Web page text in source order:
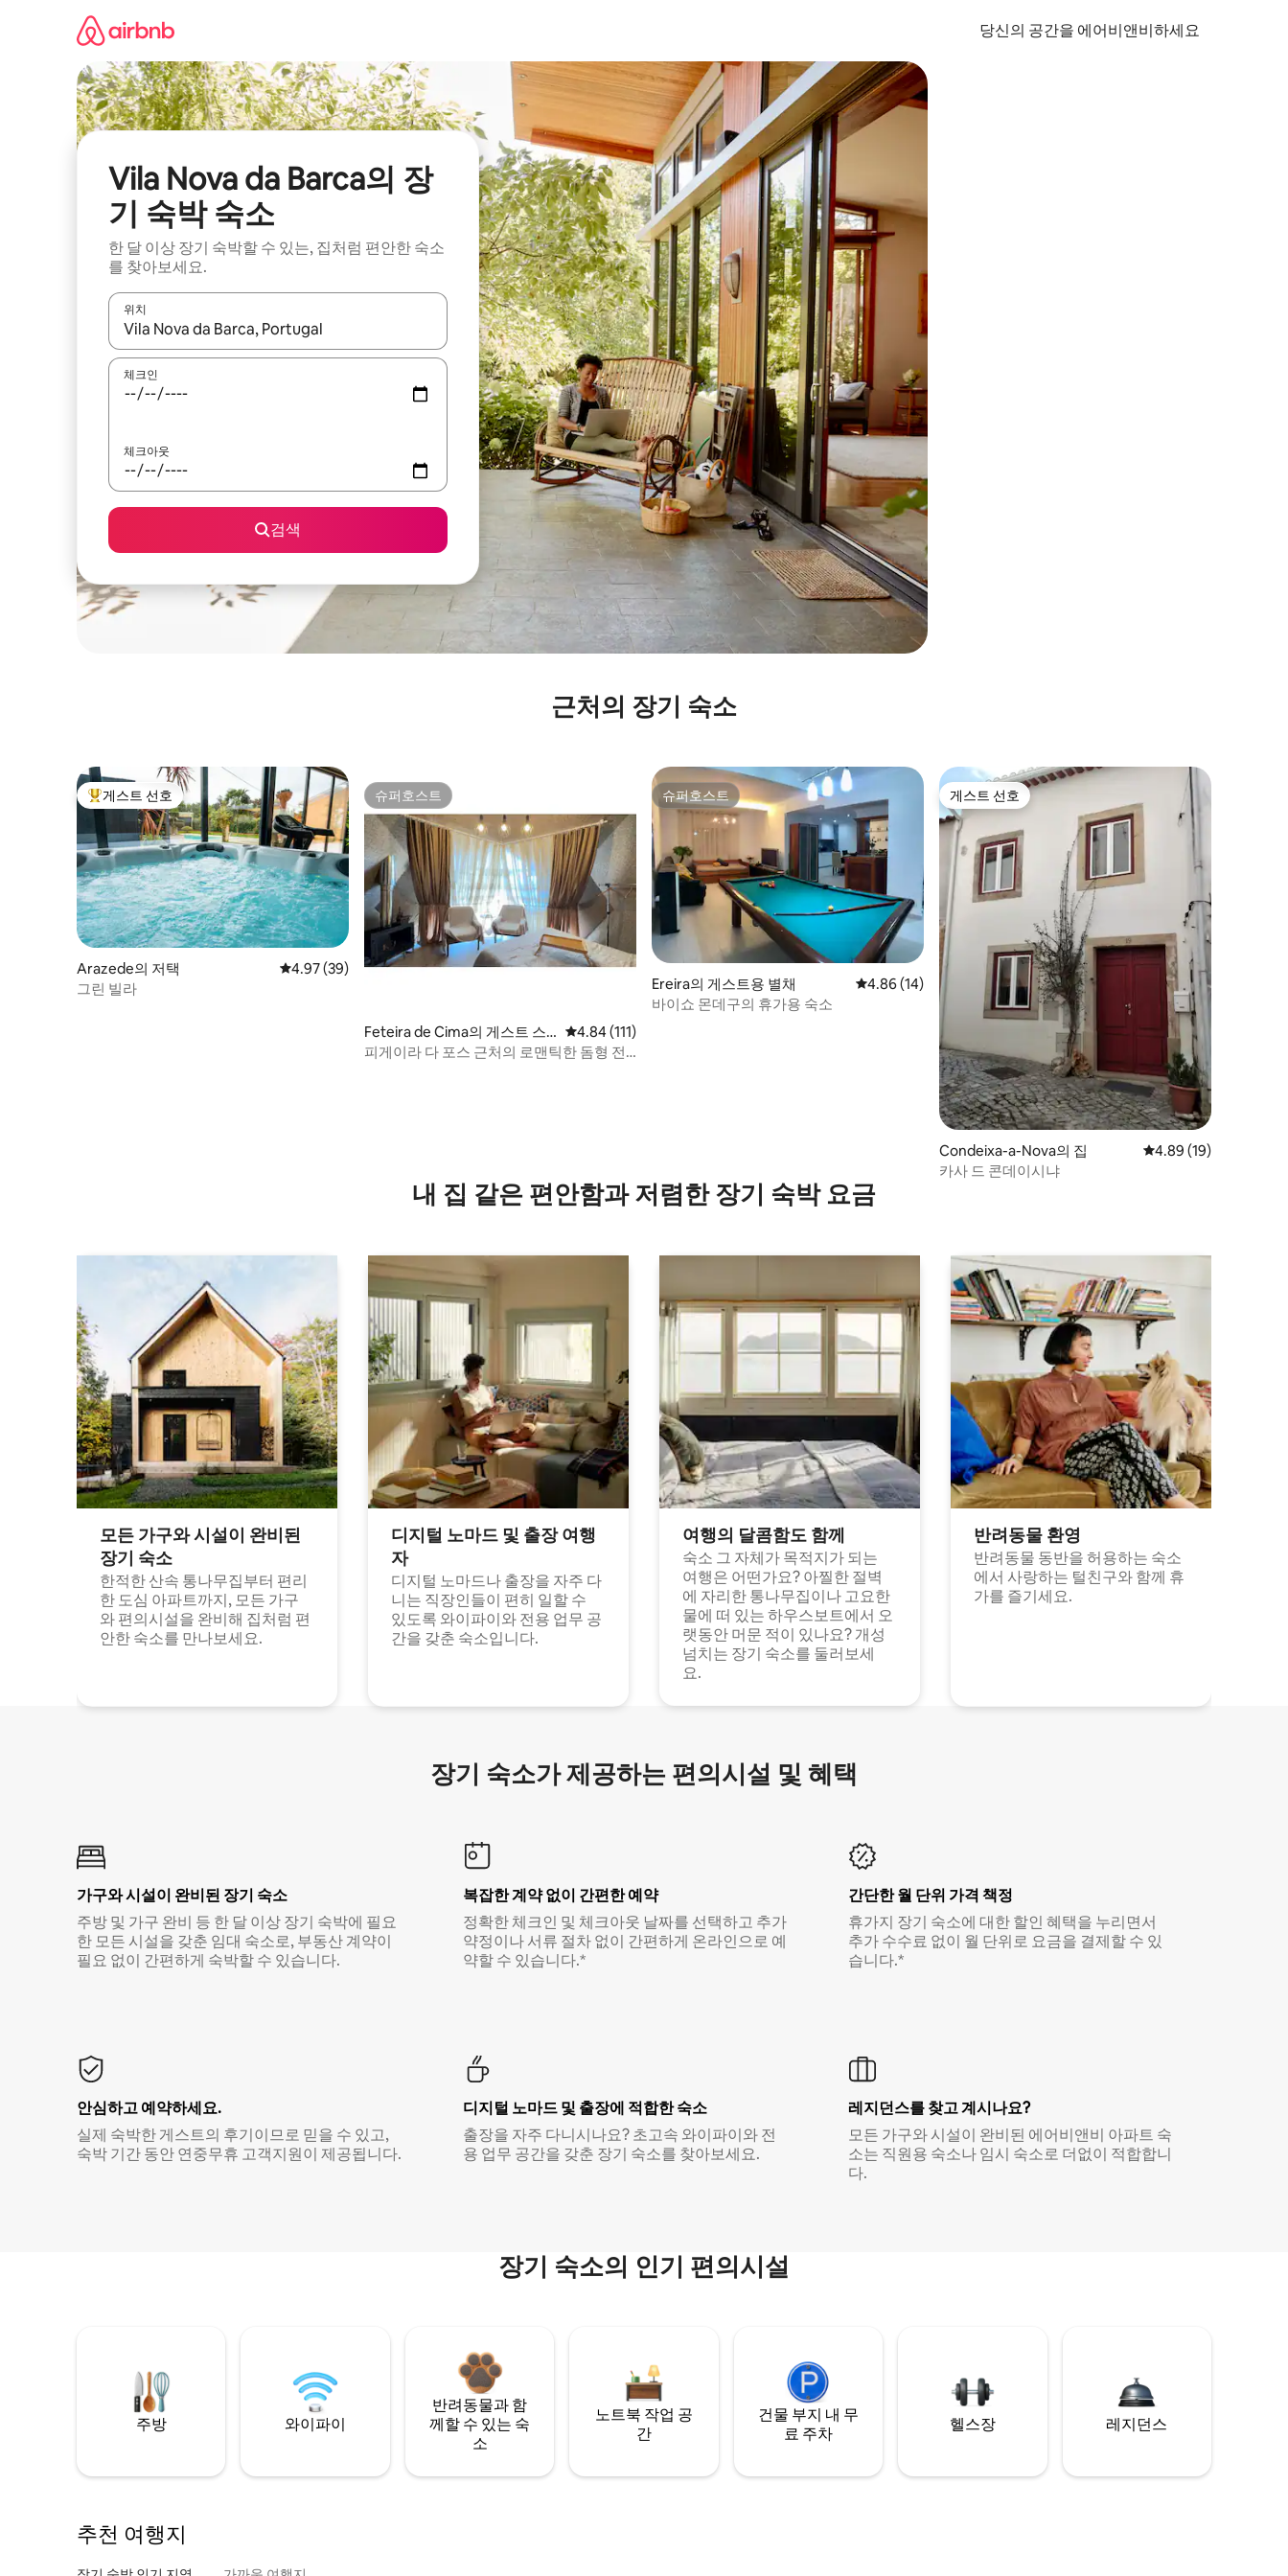
당신의 공간을 에어비앤비하세요
Vila Nova da Barca의 장
기 숙박 숙소
한 달 이상 장기 숙박할 수 있는, 집처럼 편안한 숙소
를 찾아보세요.
위치
결과가 나오면 위·아래 화살표 키를 사용하거나 터치 또는 스와이프 동작으로 탐색하세요.
체크인
체크아웃
검색
근처의 장기 숙소
상위 게스트 선호
게스트 선호
Arazede의 저택 평점 4.97점(5점 만점), 후기 39개
4.97 (39)
그린 빌라
슈퍼호스트
슈퍼호스트
Feteira de Cima의 게스트 스
위트
평점 4.84점(5점 만점), 후기 111개
4.84 (111)
피게이라 다 포스 근처의 로맨틱한 돔형 전
슈퍼호스트
슈퍼호스트
Ereira의 게스트용 별채 평점 4.86점(5점 만점), 후기 14개
4.86 (14)
바이쇼 몬데구의 휴가용 숙소
게스트 선호
게스트 선호
Condeixa-a-Nova의 집 평점 4.89점(5점 만점
4.89 (19)
카사 드 콘데이시냐
내 집 같은 편안함과 저렴한 장기 숙박 요금
모든 가구와 시설이 완비된
장기 숙소
한적한 산속 통나무집부터 편리
한 도심 아파트까지, 모든 가구
와 편의시설을 완비해 집처럼 편
안한 숙소를 만나보세요.
디지털 노마드 및 출장 여행
자
디지털 노마드나 출장을 자주 다
니는 직장인들이 편히 일할 수
있도록 와이파이와 전용 업무 공
간을 갖춘 숙소입니다.
여행의 달콤함도 함께
숙소 그 자체가 목적지가 되는
여행은 어떤가요? 아찔한 절벽
에 자리한 통나무집이나 고요한
물에 떠 있는 하우스보트에서 오
랫동안 머문 적이 있나요? 개성
넘치는 장기 숙소를 둘러보세
요.
반려동물 환영
반려동물 동반을 허용하는 숙소
에서 사랑하는 털친구와 함께 휴
가를 즐기세요.
장기 숙소가 제공하는 편의시설 및 혜택
가구와 시설이 완비된 장기 숙소
주방 및 가구 완비 등 한 달 이상 장기 숙박에 필요
한 모든 시설을 갖춘 임대 숙소로, 부동산 계약이
필요 없이 간편하게 숙박할 수 있습니다.
복잡한 계약 없이 간편한 예약
정확한 체크인 및 체크아웃 날짜를 선택하고 추가
약정이나 서류 절차 없이 간편하게 온라인으로 예
약할 수 있습니다.*
간단한 월 단위 가격 책정
휴가지 장기 숙소에 대한 할인 혜택을 누리면서
추가 수수료 없이 월 단위로 요금을 결제할 수 있
습니다.*
안심하고 예약하세요.
실제 숙박한 게스트의 후기이므로 믿을 수 있고,
숙박 기간 동안 연중무휴 고객지원이 제공됩니다.
디지털 노마드 및 출장에 적합한 숙소
출장을 자주 다니시나요? 초고속 와이파이와 전
용 업무 공간을 갖춘 장기 숙소를 찾아보세요.
레지던스를 찾고 계시나요?
모든 가구와 시설이 완비된 에어비앤비 아파트 숙
소는 직원용 숙소나 임시 숙소로 더없이 적합합니
다.
장기 숙소의 인기 편의시설
주방 와이파이
반려동물과 함
께할 수 있는 숙
소
노트북 작업 공
간
건물 부지 내 무
료 주차
헬스장 레지던스
추천 여행지